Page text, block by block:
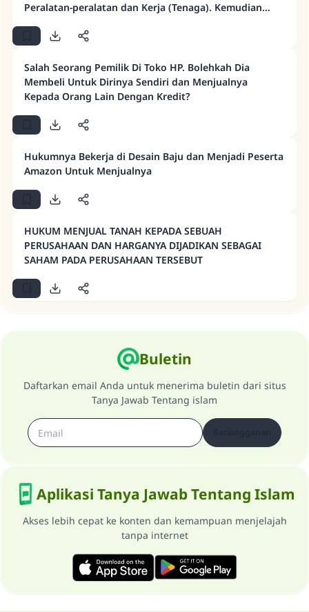
Peralatan-peralatan dan Kerja (Tenaga). Kemudian
Menanggungnya?
Salah Seorang Pemilik Di Toko HP. Bolehkah Dia
Membeli Untuk Dirinya Sendiri dan Menjualnya
Kepada Orang Lain Dengan Kredit?
Hukumnya Bekerja di Desain Baju dan Menjadi Peserta
Amazon Untuk Menjualnya
HUKUM MENJUAL TANAH KEPADA SEBUAH
PERUSAHAAN DAN HARGANYA DIJADIKAN SEBAGAI
SAHAM PADA PERUSAHAAN TERSEBUT
Buletin
Daftarkan email Anda untuk menerima buletin dari situs
Tanya Jawab Tentang islam
Aplikasi Tanya Jawab Tentang Islam
Akses lebih cepat ke konten dan kemampuan menjelajah
tanpa internet
Jawaban no. 110845
menyelamatkan pernikahan.
Bantu kami dalam memberikan jawaban untuk umat
meka dia akan mendapatkan pahala yang
sama dengan orang yang melakukannya"
Saham